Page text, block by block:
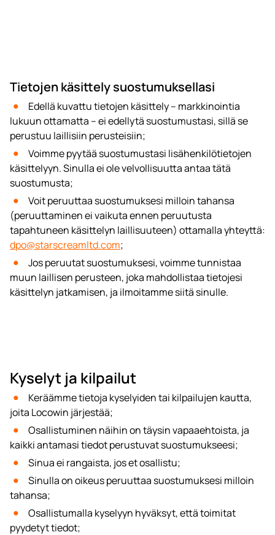
Tietojen käsittely suostumuksellasi
Edellä kuvattu tietojen käsittely – markkinointia
lukuun ottamatta – ei edellytä suostumustasi, sillä se
perustuu laillisiin perusteisiin;
Voimme pyytää suostumustasi lisähenkilötietojen
käsittelyyn. Sinulla ei ole velvollisuutta antaa tätä
suostumusta;
Voit peruuttaa suostumuksesi milloin tahansa
(peruuttaminen ei vaikuta ennen peruutusta
tapahtuneen käsittelyn laillisuuteen) ottamalla yhteyttä:
dpo@starscreamltd.com;
Jos peruutat suostumuksesi, voimme tunnistaa
muun laillisen perusteen, joka mahdollistaa tietojesi
käsittelyn jatkamisen, ja ilmoitamme siitä sinulle.
Kyselyt ja kilpailut
Keräämme tietoja kyselyiden tai kilpailujen kautta,
joita Locowin järjestää;
Osallistuminen näihin on täysin vapaaehtoista, ja
kaikki antamasi tiedot perustuvat suostumukseesi;
Sinua ei rangaista, jos et osallistu;
Sinulla on oikeus peruuttaa suostumuksesi milloin
tahansa;
Osallistumalla kyselyyn hyväksyt, että toimitat
pyydetyt tiedot;